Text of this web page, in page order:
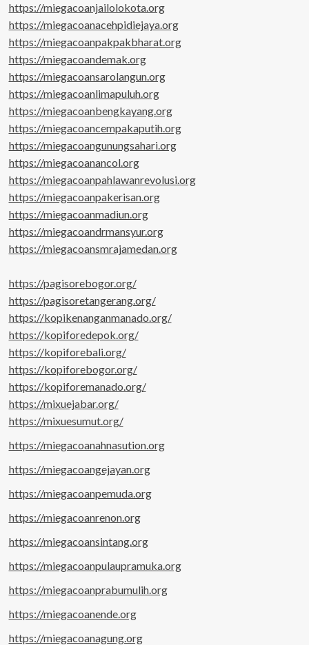
https://miegacoanjailolokota.org
https://miegacoanacehpidiejaya.org
https://miegacoanpakpakbharat.org
https://miegacoandemak.org
https://miegacoansarolangun.org
https://miegacoanlimapuluh.org
https://miegacoanbengkayang.org
https://miegacoancempakaputih.org
https://miegacoangunungsahari.org
https://miegacoanancol.org
https://miegacoanpahlawanrevolusi.org
https://miegacoanpakerisan.org
https://miegacoanmadiun.org
https://miegacoandrmansyur.org
https://miegacoansmrajamedan.org
https://pagisorebogor.org/
https://pagisoretangerang.org/
https://kopikenanganmanado.org/
https://kopiforedepok.org/
https://kopiforebali.org/
https://kopiforebogor.org/
https://kopiforemanado.org/
https://mixuejabar.org/
https://mixuesumut.org/
https://miegacoanahnasution.org
https://miegacoangejayan.org
https://miegacoanpemuda.org
https://miegacoanrenon.org
https://miegacoansintang.org
https://miegacoanpulaupramuka.org
https://miegacoanprabumulih.org
https://miegacoanende.org
https://miegacoanagung.org